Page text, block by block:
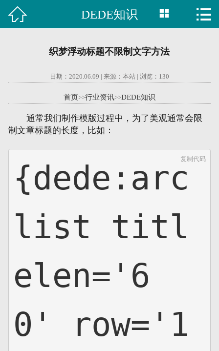
 首页
行业资讯
51La
域名查询
 DEDE知识  
织梦浮动标题不限制文字方法
日期：2020.06.09 | 来源：本站 | 浏览： 130
首页>>行业资讯>>DEDE知识
通常我们制作模版过程中，为了美观通常会限
制文章标题的长度，比如：
复制代码
{dede:arc
list titl
elen='6
0' row='1